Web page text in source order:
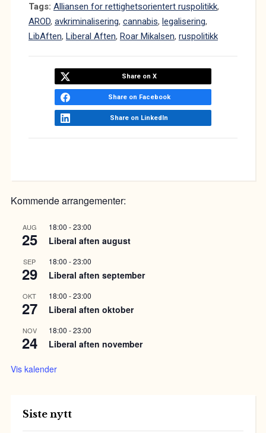
Kommende arrangementer:
AUG
25
18:00 -23:00
Liberal aften august
SEP
29
18:00 -23:00
Liberal aften september
OKT
27
18:00 -23:00
Liberal aften oktober
NOV
24
18:00 -23:00
Liberal aften november
Vis kalender
Tags: Alliansen for rettighetsorientert ruspolitikk,
AROD, avkriminalisering, cannabis, legalisering,
LibAften, Liberal Aften, Roar Mikalsen, ruspolitikk
Share on X
Share on Facebook
Share on LinkedIn
Siste nytt